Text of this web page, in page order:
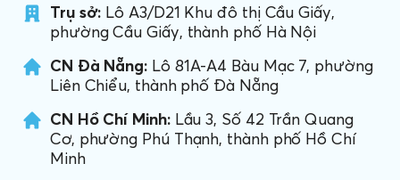
Trụ sở: Lô A3/D21 Khu đô thị Cầu Giấy,
phường Cầu Giấy, thành phố Hà Nội
CN Đà Nẵng: Lô 81A-A4 Bàu Mạc 7, phường
Liên Chiểu, thành phố Đà Nẵng
CN Hồ Chí Minh:Lầu 3, Số 42 Trần Quang
Cơ, phường Phú Thạnh, thành phố Hồ Chí
Minh